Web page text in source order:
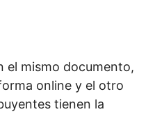
el mismo documento,
online y el otro
tienen la